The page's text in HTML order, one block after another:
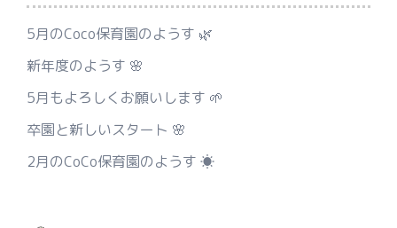
5月のCoco保育園のようす 🌿
新年度のようす 🌸
5月もよろしくお願いします 🌱
卒園と新しいスタート 🌸
2月のCoCo保育園のようす ☀️